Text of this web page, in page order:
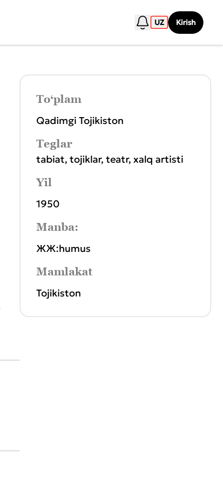
UZ Kirish
To‘plam
Qadimgi Tojikiston
Teglar
tabiat,tojiklar,teatr,хalq artisti
Yil
1950
Manba:
ЖЖ:humus
Mamlakat
Tojikiston